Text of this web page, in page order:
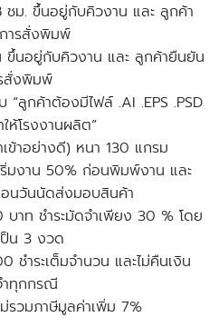
ม. ขึ้นอยู่กับคิวงาน และ ลูกค้า
ารสั่งพิมพ์
นอยู่กับคิวงาน และ ลูกค้ายืนยัน
สั่งพิมพ์
“ลูกค้าต้องมีไฟล์ .AI .EPS .PSD
ห้โรงงานผลิต”
ข้าอย่างดี) หนา 130 แกรม
มงาน 50% ก่อนพิมพ์งาน และ
อนวันนัดส่งมอบสินค้า
าท ชำระมัดจำเพียง 30 % โดย
น 3 งวด
ชำระเต็มจำนวน และไม่คืนเงิน
ทุกกรณี
รวมภาษีมูลค่าเพิ่ม 7%